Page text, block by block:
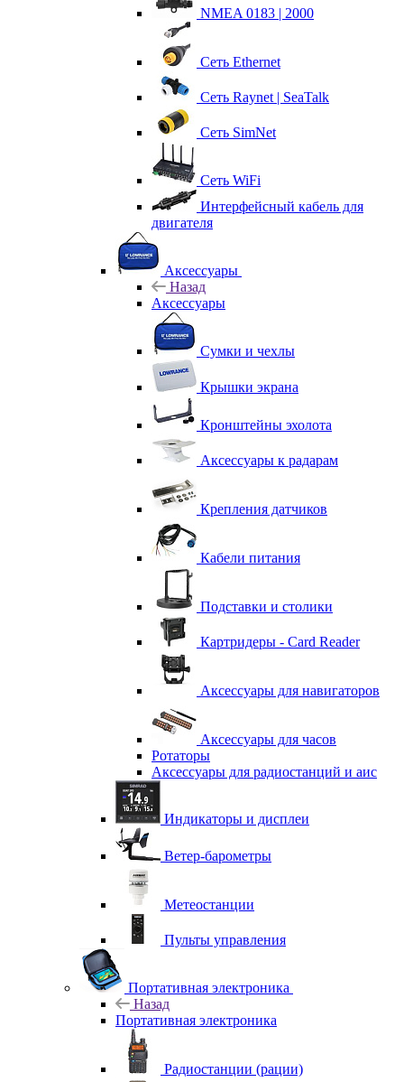
NMEA 0183 | 2000
Сеть Ethernet
Сеть Raynet | SeaTalk
Сеть SimNet
Сеть WiFi
Интерфейсный кабель для
двигателя
Аксессуары
Назад
Аксессуары
Сумки и чехлы
Крышки экрана
Кронштейны эхолота
Аксессуары к радарам
Крепления датчиков
Кабели питания
Подставки и столики
Картридеры - Card Reader
Аксессуары для навигаторов
Аксессуары для часов
Ротаторы
Аксессуары для радиостанций и аис
Индикаторы и дисплеи
Ветер-барометры
Метеостанции
Пульты управления
Портативная электроника
Назад
Портативная электроника
Радиостанции (рации)